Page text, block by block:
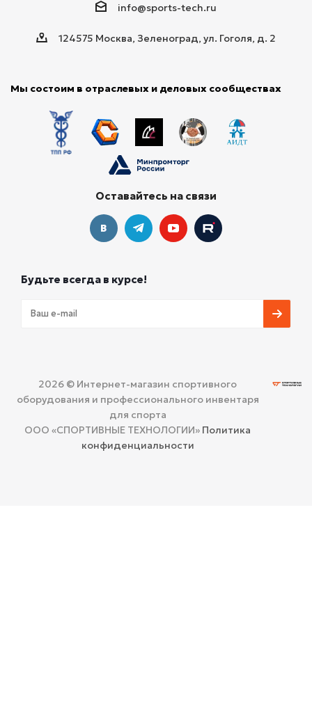
info@sports-tech.ru
124575 Москва, Зеленоград, ул. Гоголя, д. 2
Мы состоим в отраслевых и деловых сообществах
Оставайтесь на связи
Будьте всегда в курсе!
2026 © Интернет-магазин спортивного
оборудования и профессионального инвентаря
для спорта
ООО «СПОРТИВНЫЕ ТЕХНОЛОГИИ» Политика
конфиденциальности